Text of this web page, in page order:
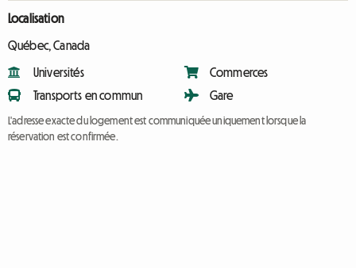
Localisation
Québec, Canada
Universités
Transports en commun
Commerces
Gare
L'adresse exacte du logement est communiquée uniquement lorsque la
réservation est confirmée.